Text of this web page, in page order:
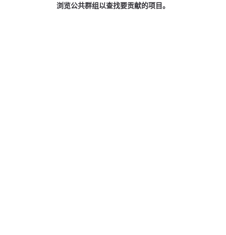
浏览公共群组以查找要贡献的项目。